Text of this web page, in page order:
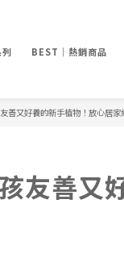
BEST｜熱銷商品
友善又好養的新手植物！放心居
孩友善